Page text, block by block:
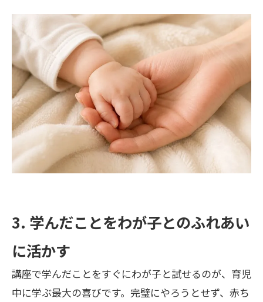
3. 学んだことをわが子とのふれあい
に活かす
講座で学んだことをすぐにわが子と試せるのが、育児
中に学ぶ最大の喜びです。完璧にやろうとせず、赤ち